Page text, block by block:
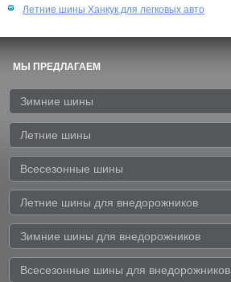
Летние шины Ханкук для легковых авто
МЫ ПРЕДЛАГАЕМ
Зимние шины
Летние шины
Всесезонные шины
Летние шины для внедорожников
Зимние шины для внедорожников
Всесезонные шины для внедорожников